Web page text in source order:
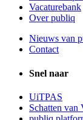
Vacaturebank
Over publiq
Nieuws van
Contact
Snel naar
UiTPAS
Schatten van